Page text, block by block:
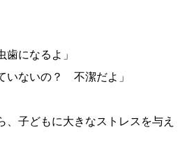
歯になるよ」
いないの？ 不潔だよ」
、子どもに大きなストレスを与え